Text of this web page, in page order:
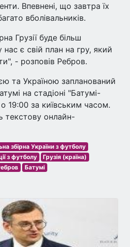
Впевнені, що завтра їх
вболівальників.
Грузії буде більш
є свій план на гру, який
- розповів Ребров.
та Україною запланований
на стадіоні "Батумі-
19:00 за київським часом.
текстову онлайн-
збірна України з футболу
з футболу
Грузія (країна)
Батумі